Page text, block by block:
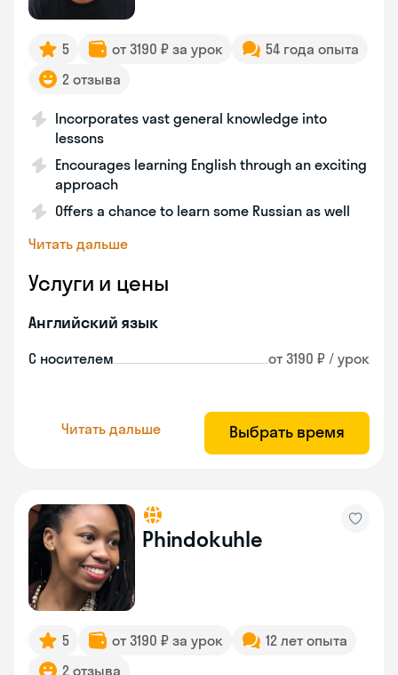
5 от 3190 ₽ за урок
54 года опыта
2 отзыва
Incorporates vast general knowledge into
lessons
Encourages learning English through an exciting
approach
Offers a chance to learn some Russian as well
Читать дальше
Услуги и цены
Английский язык
С носителем от 3190 ₽ / урок
Читать дальше Выбрать время
Phindokuhle
5 от 3190 ₽ за урок
12 лет опыта
2 отзыва